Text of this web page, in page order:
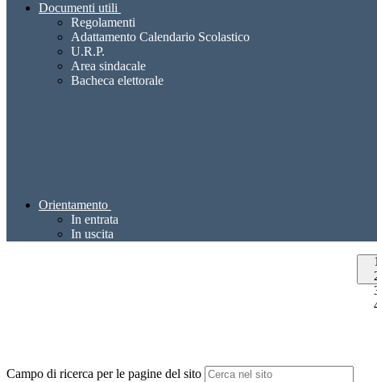
Documenti utili
Regolamenti
Adattamento Calendario Scolastico
U.R.P.
Area sindacale
Bacheca elettorale
Orientamento
In entrata
In uscita
Campo di ricerca per le pagine del sito